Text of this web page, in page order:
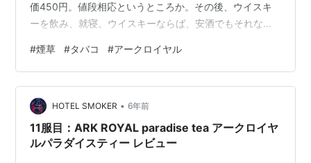
価450円。値段相応というところか。その後、ウイスキ
ーを飲み、就寝。ウイスキーならば、安酒でもそれなり
頻繁に吸うものではないので、煙草は良いものを買いた
い。やはり、今後はパイプと手巻ハンドメイドを中心に
した方が良さそうだ。 煙草の煙に包まれて眠るのが好き
だ。パイプ用の「桃山」など、ラムなどの洋酒をふんだ
んに使った、柔らかい香りの煙草の副流煙が好みだ。や
はり、そうなるとイガイガした刺激の強い安タバコ…
#煙草 #タバコ #アークロイヤル
HOTEL SMOKER • 6年前
11服目：ARK ROYAL paradise tea アークロイヤ
ルパラダイスティー レビュー